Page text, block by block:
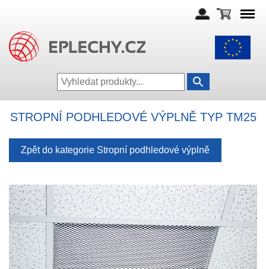
STROPNÍ PODHLEDOVÉ VÝPLNĚ TYP TM25
Zpět do kategorie Stropní podhledové výplně